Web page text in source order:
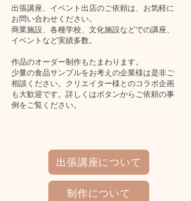
出張講座、イベント出店のご依頼は、お気軽に
お問い合わせください。
商業施設、各種学校、文化施設などでの講座、
イベントなど実績多数。
作品のオーダー制作もたまわります。
​少量の食品サンプルをお考えの企業様は是非ご
相談ください。クリエイター様とのコラボ企画
も大歓迎です。詳しくはボタンからご依頼の事
例をご覧ください。
出張講座について
制作について